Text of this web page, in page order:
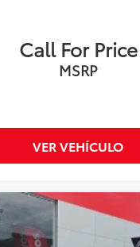
Call For Price
MSRP
VER VEHÍCULO